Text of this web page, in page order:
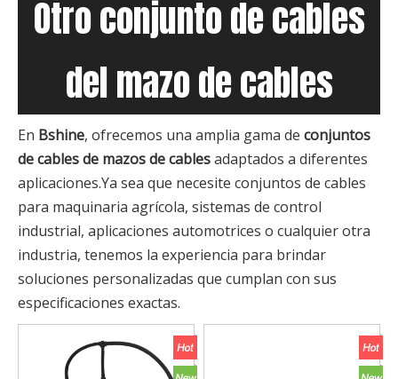
Otro conjunto de cables
del mazo de cables
En Bshine, ofrecemos una amplia gama de conjuntos
de cables de mazos de cablesadaptados a diferentes
aplicaciones.Ya sea que necesite conjuntos de cables
para maquinaria agrícola, sistemas de control
industrial, aplicaciones automotrices o cualquier otra
industria, tenemos la experiencia para brindar
soluciones personalizadas que cumplan con sus
especificaciones exactas.